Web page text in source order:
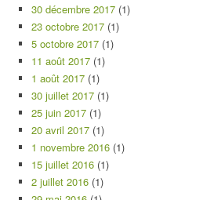
30 décembre 2017 (1)
23 octobre 2017 (1)
5 octobre 2017 (1)
11 août 2017 (1)
1 août 2017 (1)
30 juillet 2017 (1)
25 juin 2017 (1)
20 avril 2017 (1)
1 novembre 2016 (1)
15 juillet 2016 (1)
2 juillet 2016 (1)